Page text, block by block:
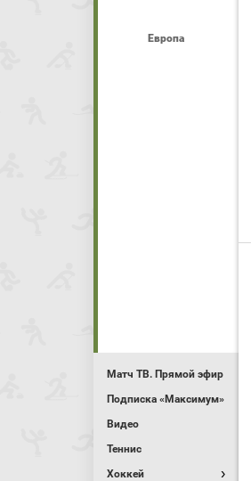
Европа
Матч ТВ. Прямой эфир
Подписка «Максимум»
Видео
Теннис
Хоккей